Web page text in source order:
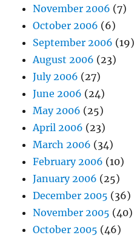
November 2006 (7)
October 2006 (6)
September 2006 (19)
August 2006 (23)
July 2006 (27)
June 2006 (24)
May 2006 (25)
April 2006 (23)
March 2006 (34)
February 2006 (10)
January 2006 (25)
December 2005 (36)
November 2005 (40)
October 2005 (46)